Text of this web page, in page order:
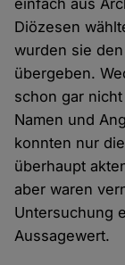
einfach aus
Diözesen
wurden sie
übergeben.
schon gar
Namen und
konnten nur
überhaupt
aber waren
Untersuchung
Aussagewert.